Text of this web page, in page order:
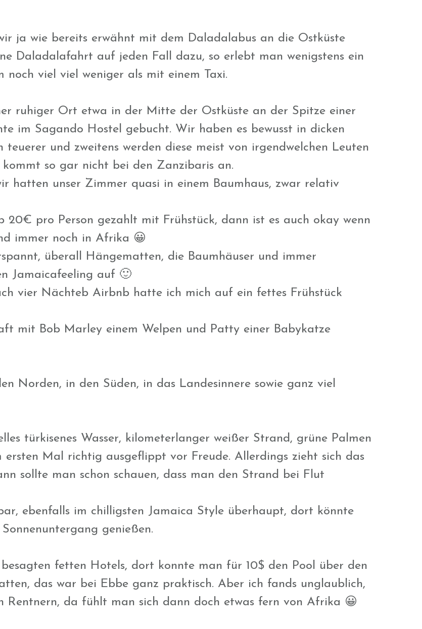
ja wie bereits erwähnt mit dem Daladalabus an die Ostküste
Daladalafahrt auf jeden Fall dazu, so erlebt man wenigstens ein
viel viel weniger als mit einem Taxi.
ruhiger Ort etwa in der Mitte der Ostküste an der Spitze einer
im Sagando Hostel gebucht. Wir haben es bewusst in dicken
teuerer und zweitens werden diese meist von irgendwelchen Leuten
so gar nicht bei den Zanzibaris an.
hatten unser Zimmer quasi in einem Baumhaus, zwar relativ
pro Person gezahlt mit Frühstück, dann ist es auch okay wenn
immer noch in Afrika 😀
überall Hängematten, die Baumhäuser und immer
Jamaicafeeling auf 🙂
vier Nächteb Airbnb hatte ich mich auf ein fettes Frühstück
mit Bob Marley einem Welpen und Patty einer Babykatze
Norden, in den Süden, in das Landesinnere sowie ganz viel
türkisenes Wasser, kilometerlanger weißer Strand, grüne Palmen
ersten Mal richtig ausgeflippt vor Freude. Allerdings zieht sich das
sollte man schon schauen, dass man den Strand bei Flut
ebenfalls im chilligsten Jamaica Style überhaupt, dort könnte
genießen.
fetten Hotels, dort konnte man für 10$ den Pool über den
das war bei Ebbe ganz praktisch. Aber ich fands unglaublich,
Rentnern, da fühlt man sich dann doch etwas fern von Afrika 😀